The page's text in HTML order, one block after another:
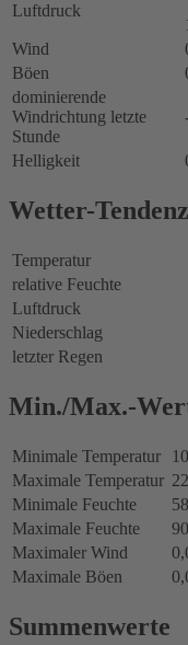
Luftdruck
Wind
Böen
dominierende
Windrichtung letzte
Stunde
Helligkeit
Wetter-Tendenz
Temperatur
relative Feuchte
Luftdruck
Niederschlag
letzter Regen
Min./Max.-
Minimale Temperatur
Maximale Temperatur
Minimale Feuchte
Maximale Feuchte
Maximaler Wind
Maximale Böen
Summenwerte